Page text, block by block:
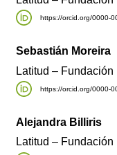
https://orcid.org/0000-
Sebastián Moreira
Latitud –
https://orcid.org/0000-
Alejandra Billiris
Latitud –